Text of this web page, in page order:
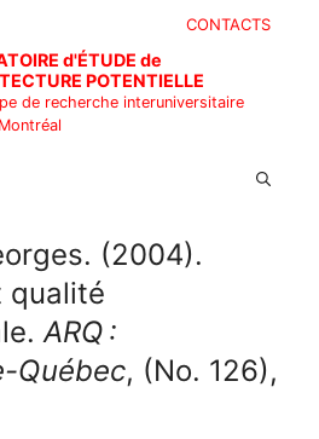
CONTACTS
d'ÉTUDE de
POTENTIELLE
de recherche interuniversitaire
(2004).
qualité
ARQ :
Québec, (No. 126),